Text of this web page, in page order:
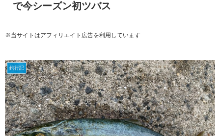
で今シーズン初ツバス
※当サイトはアフィリエイト広告を利用しています
釣行記